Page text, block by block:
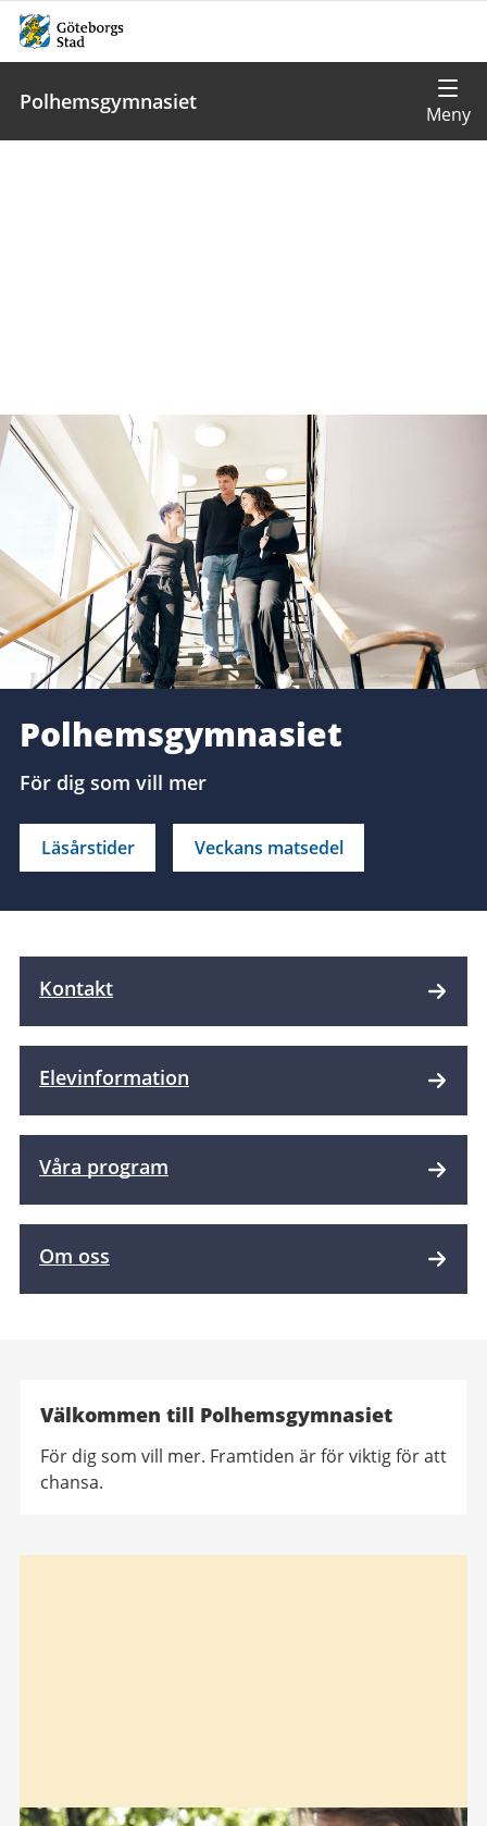
Polhemsgymnasiet
Polhemsgymnasiet
För dig som vill mer
Läsårstider Veckans matsedel
Kontakt
Elevinformation
Våra program
Om oss
Välkommen till Polhemsgymnasiet
För dig som vill mer. Framtiden är för viktig för att
chansa.